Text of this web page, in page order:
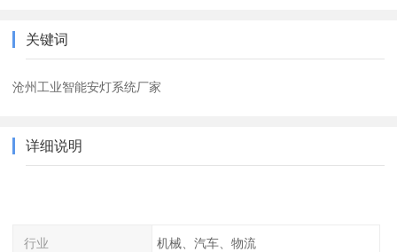
关键词
沧州工业智能安灯系统厂家
详细说明
行业 机械、汽车、物流